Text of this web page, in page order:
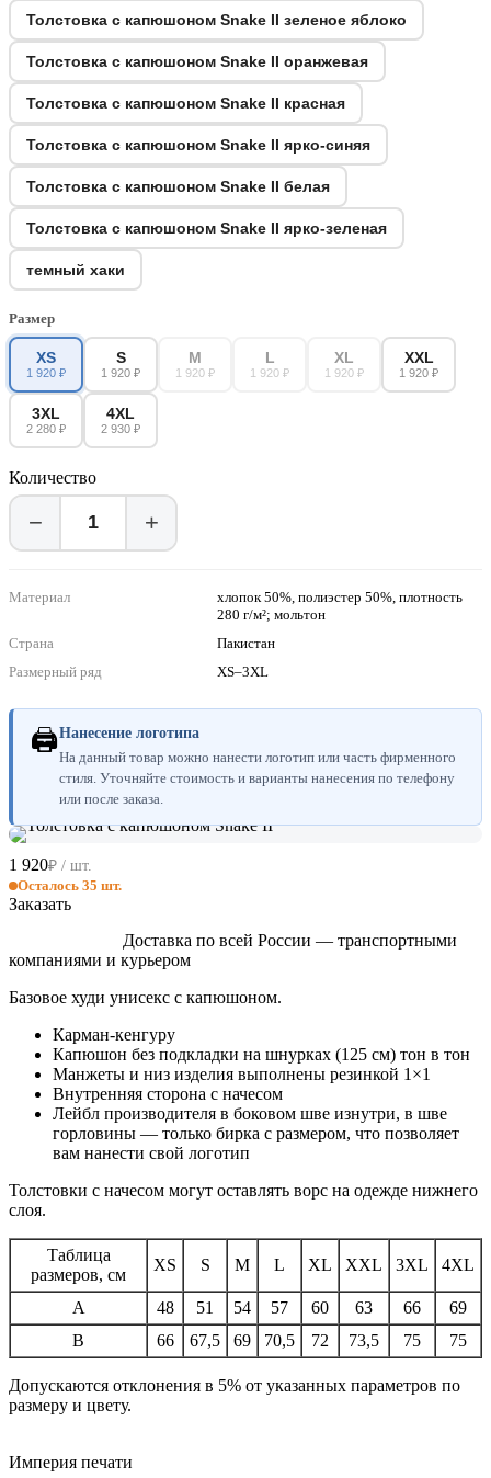
Толстовка с капюшоном Snake II зеленое яблоко
Толстовка с капюшоном Snake II оранжевая
Толстовка с капюшоном Snake II красная
Толстовка с капюшоном Snake II ярко-синяя
Толстовка с капюшоном Snake II белая
Толстовка с капюшоном Snake II ярко-зеленая
темный хаки
Размер
XS
1 920 ₽
S
1 920 ₽
M
1 920 ₽
L
1 920 ₽
XL
1 920 ₽
XXL
1 920 ₽
3XL
2 280 ₽
4XL
2 930 ₽
Количество
− +
Материал
хлопок 50%, полиэстер 50%, плотность
280 г/м²; мольтон
Страна
Пакистан
Размерный ряд
XS–3XL
🖨Нанесение логотипа
На данный товар можно нанести логотип или часть фирменного
стиля. Уточняйте стоимость и варианты нанесения по телефону
или после заказа.
1 920₽ / шт.
Осталось 35 шт.
Заказать
Доставка по всей России — транспортными
компаниями и курьером
Базовое худи унисекс с капюшоном.
Карман-кенгуру
Капюшон без подкладки на шнурках (125 см) тон в тон
Манжеты и низ изделия выполнены резинкой 1×1
Внутренняя сторона с начесом
Лейбл производителя в боковом шве изнутри, в шве
горловины — только бирка с размером, что позволяет
вам нанести свой логотип
Толстовки с начесом могут оставлять ворс на одежде нижнего
слоя.
Таблица
размеров, см
XS S M L XL XXL 3XL 4XL
A 48 51 54 57 60 63 66
69
B
66 67,5 69 70,5 72 73,5 75 75
Допускаются отклонения в 5% от указанных параметров по
размеру и цвету.
Империя печати